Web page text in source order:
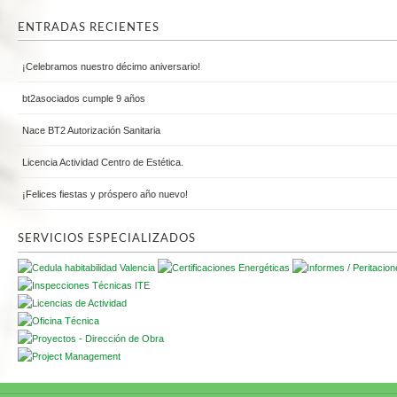
ENTRADAS RECIENTES
¡Celebramos nuestro décimo aniversario!
bt2asociados cumple 9 años
Nace BT2 Autorización Sanitaria
Licencia Actividad Centro de Estética.
¡Felices fiestas y próspero año nuevo!
SERVICIOS ESPECIALIZADOS